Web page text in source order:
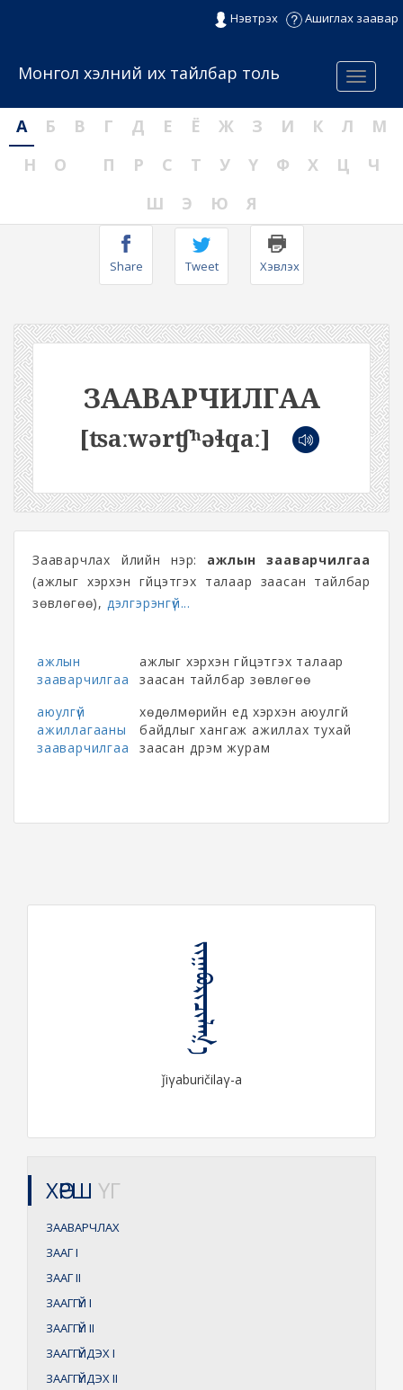
Нэвтрэх Ашиглах заавар
Menu
Монгол хэлний их тайлбар толь
А Б В Г Д Е Ё Ж З И К Л
М
Н
О П Р С Т У Ү Ф Х Ц
Ч
Ш
Э Ю Я
Share Tweet Хэвлэх
ЗААВАРЧИЛГАА
[ʦaːwərʧʰəɬqaː]
Зааварчлах үйлийн нэр: ажлын зааварчилгаа
(ажлыг хэрхэн гүйцэтгэх талаар заасан тайлбар
зөвлөгөө), дэлгэрэнгүй...
ажлын
зааварчилгаа
ажлыг хэрхэн гүйцэтгэх талаар
заасан тайлбар зөвлөгөө
аюулгүй
ажиллагааны
зааварчилгаа
хөдөлмөрийн үед хэрхэн аюулгүй
байдлыг хангаж ажиллах тухай
заасан дүрэм журам
ᠵᠢᠭᠠᠪᠤᠷᠢᠴᠢᠯᠠᠭ᠎ᠠ
ǰiγaburičilaγ-a
ХӨРШ ҮГ
ЗААВАРЧЛАХ
ЗААГI
ЗААГII
ЗААГГҮЙ I
ЗААГГҮЙ II
ЗААГГҮЙДЭХI
ЗААГГҮЙДЭХII